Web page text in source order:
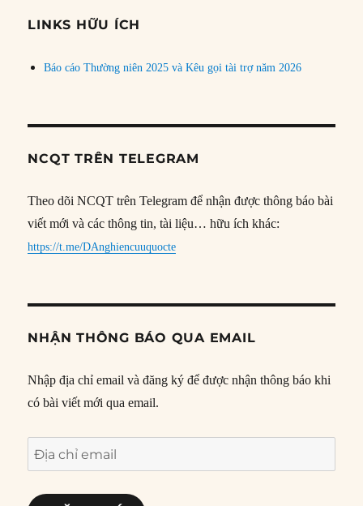
đề
LINKS HỮU ÍCH
Báo cáo Thường niên 2025 và Kêu gọi tài trợ năm 2026
NCQT TRÊN TELEGRAM
Theo dõi NCQT trên Telegram để nhận được thông báo bài
viết mới và các thông tin, tài liệu… hữu ích khác:
https://t.me/DAnghiencuuquocte
NHẬN THÔNG BÁO QUA EMAIL
Nhập địa chỉ email và đăng ký để được nhận thông báo khi
có bài viết mới qua email.
Địa
chỉ
email